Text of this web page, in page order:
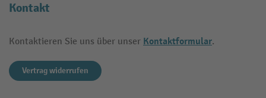
Kontakt
Kontaktieren Sie uns über unser Kontaktformular.
Vertrag widerrufen